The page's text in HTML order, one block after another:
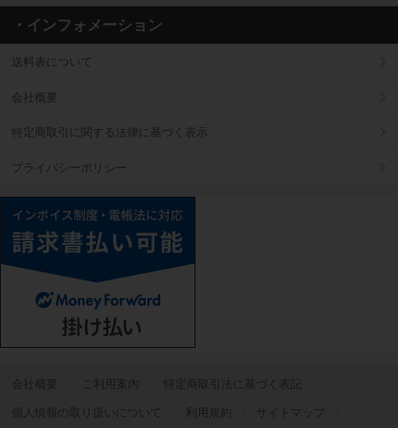
・インフォメーション
送料表について
会社概要
特定商取引に関する法律に基づく表示
プライバシーポリシー
会社概要 ご利用案内 特定商取引法に基づく表記
個人情報の取り扱いについて 利用規約 サイトマップ